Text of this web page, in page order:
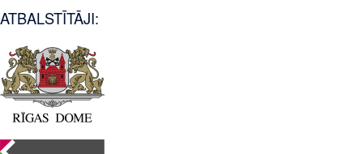
ATBALSTĪTĀJI: